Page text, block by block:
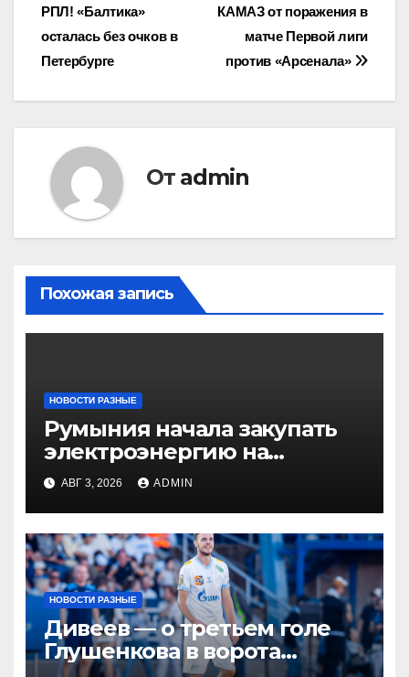
по
записям
КАМАЗ от поражения в
матче Первой лиги
против «Арсенала»
РПЛ! «Балтика»
осталась без очков в
Петербурге
От admin
Похожая запись
НОВОСТИ РАЗНЫЕ
Румыния начала закупать
электроэнергию на
Украине из-за дефицита
АВГ 3, 2026 ADMIN
НОВОСТИ РАЗНЫЕ
Дивеев — о третьем голе
Глушенкова в ворота